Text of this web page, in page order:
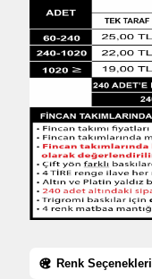
Renk Seçenekleri